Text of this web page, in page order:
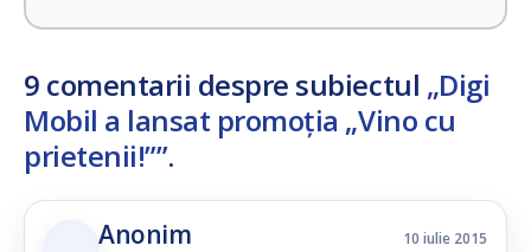
9 comentarii despre subiectul „Digi
Mobil a lansat promoția „Vino cu
prietenii!””.
Anonim 10 iulie 2015